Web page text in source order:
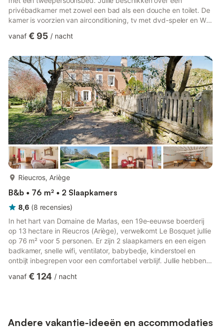
privébadkamer met zowel een bad als een douche en toilet. De
kamer is voorzien van airconditioning, tv met dvd-speler en Wi-
een privézwembad en kunnen jullie ontspannen op het grote
kookplaat, magnetron, koelkast en tv. Er is een privébarbecue
voor buitenkoken en een grote tuin met een jeu-de-boul...
vanaf € 95 / nacht
Rieucros, Ariège
B&b • 76 m² • 2 Slaapkamers
8,6 (8 recensies)
In het hart van Domaine de Marlas, een 19e-eeuwse boerderij
op 13 hectare in Rieucros (Ariège), verwelkomt Le Bosquet jullie
op 76 m² voor 5 personen. Er zijn 2 slaapkamers en een eigen
badkamer, snelle wifi, ventilator, babybedje, kinderstoel en
ontbijt inbegrepen voor een comfortabel verblijf. Jullie hebben
(biljart, tafeltennis) en een groene wandelroute over het terrein.
vanaf € 124 / nacht
Andere vakantie-ideeën en accommodaties